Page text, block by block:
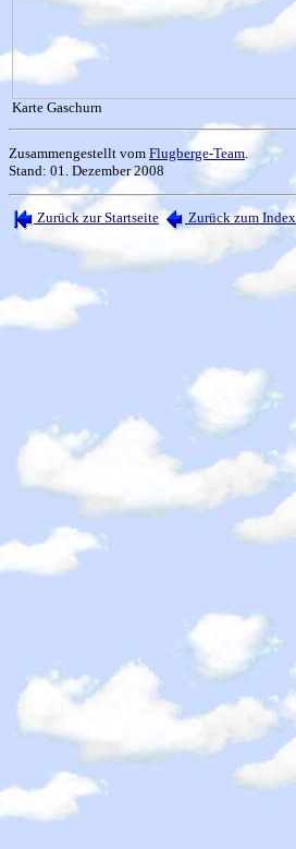
Karte Gaschurn
Zusammengestellt vom Flugberge-Team.
Stand: 01. Dezember 2008
Zurück zur Startseite Zurück zum Index